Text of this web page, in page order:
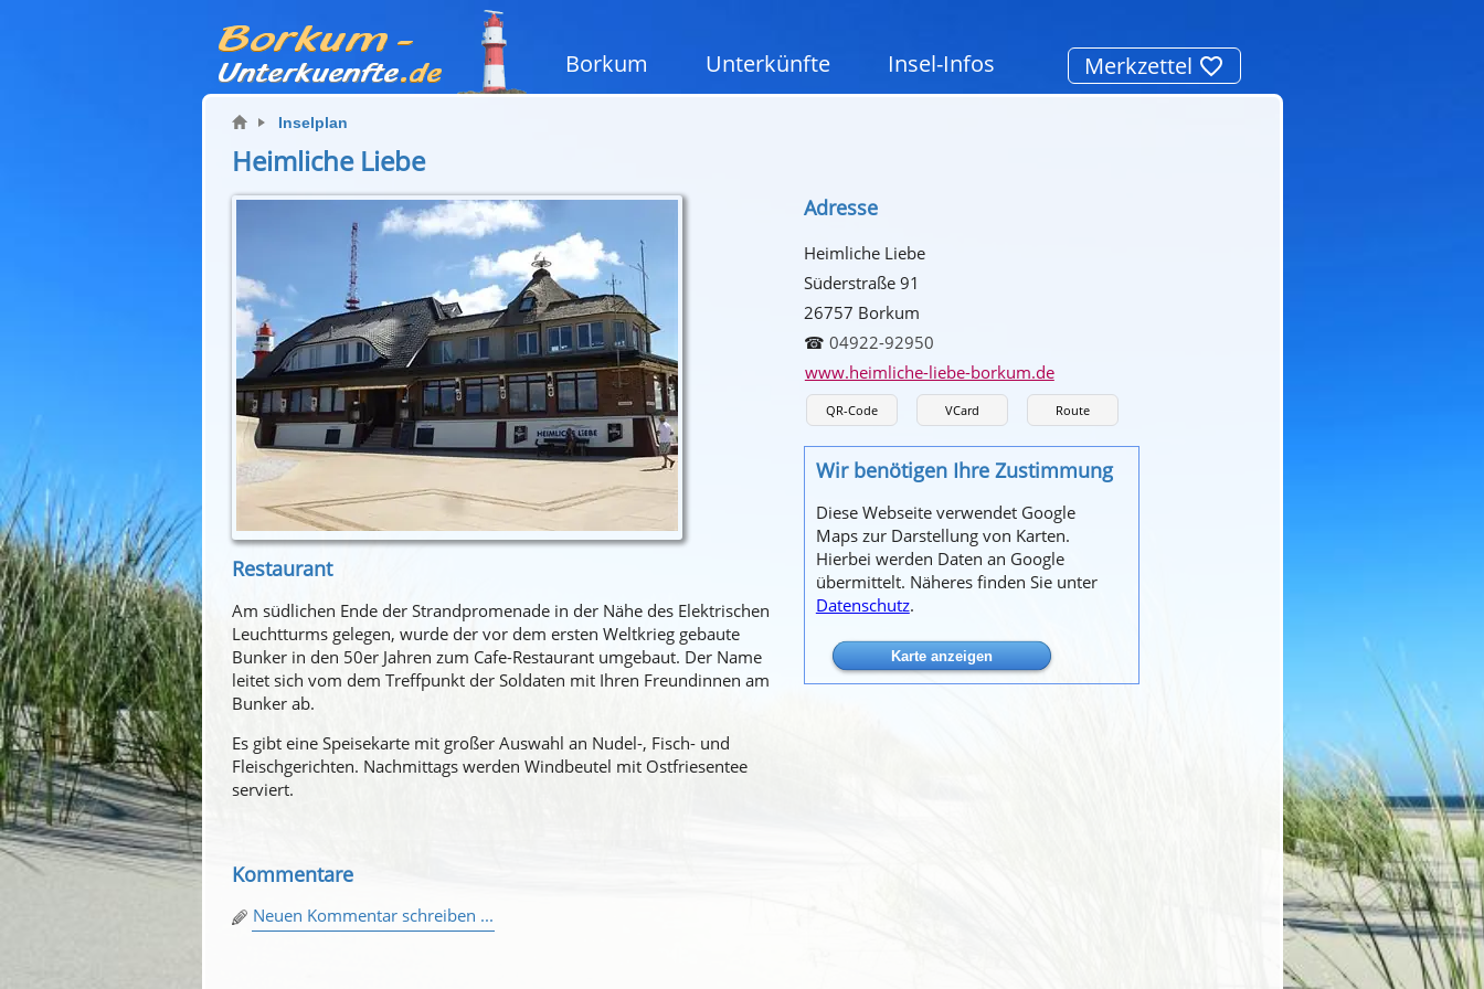
Borkum Unterkünfte Insel-Infos Merkzettel
Inselplan
Heimliche Liebe
Restaurant
Am südlichen Ende der Strandpromenade in der Nähe des Elektrischen
Leuchtturms gelegen, wurde der vor dem ersten Weltkrieg gebaute
Bunker in den 50er Jahren zum Cafe-Restaurant umgebaut. Der Name
leitet sich vom dem Treffpunkt der Soldaten mit Ihren Freundinnen am
Bunker ab.
Es gibt eine Speisekarte mit großer Auswahl an Nudel-, Fisch- und
Fleischgerichten. Nachmittags werden Windbeutel mit Ostfriesentee
serviert.
Adresse
Heimliche Liebe
Süderstraße 91
26757 Borkum
☎ 04922-92950
www.heimliche-liebe-borkum.de
QR-Code VCard Route
Wir benötigen Ihre Zustimmung
Diese Webseite verwendet Google
Maps zur Darstellung von Karten.
Hierbei werden Daten an Google
übermittelt. Näheres finden Sie unter
Datenschutz.
Kommentare
Neuen Kommentar schreiben ...